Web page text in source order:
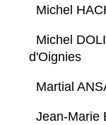
Michel
Michel
d'Oignies
Martial
Jean-Marie